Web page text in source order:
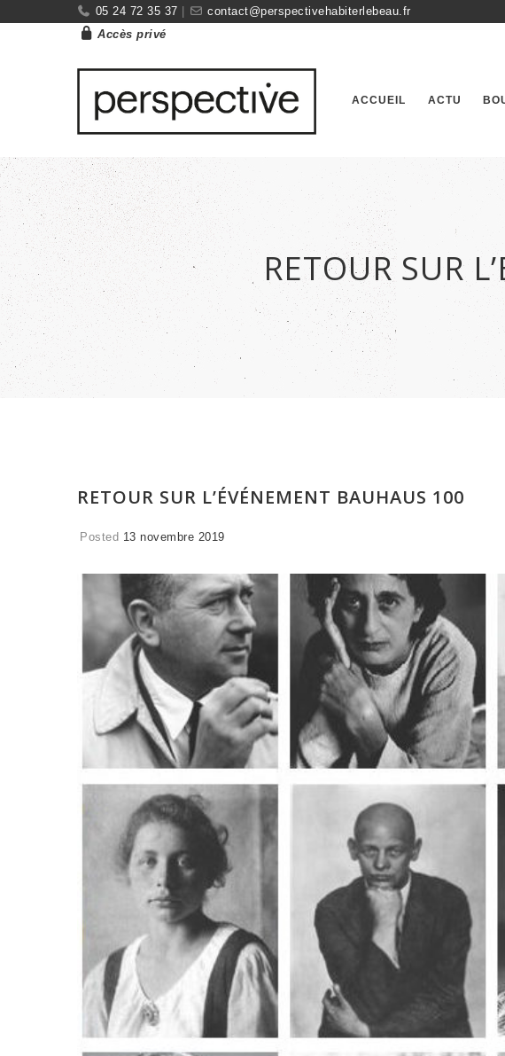
05 24 72 35 37
contact@perspectivehabiterlebeau.fr
Accès privé
ACCUEIL ACTU
RETOUR SUR
RETOUR SUR L’ÉVÉNEMENT BAUHAUS 100
Posted 13 novembre 2019